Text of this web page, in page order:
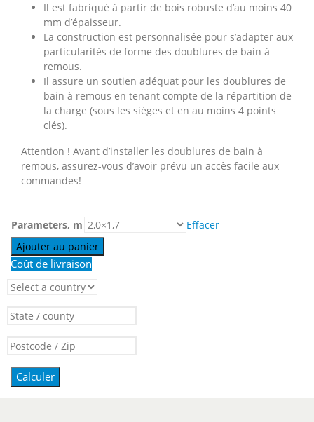
Il est fabriqué à partir de bois robuste d’au moins 40
mm d’épaisseur.
La construction est personnalisée pour s’adapter aux
particularités de forme des doublures de bain à
remous.
Il assure un soutien adéquat pour les doublures de
bain à remous en tenant compte de la répartition de
la charge (sous les sièges et en au moins 4 points
clés).
Attention ! Avant d’installer les doublures de bain à
remous, assurez-vous d’avoir prévu un accès facile aux
commandes!
Parameters, m
Effacer
Ajouter au panier
Coût de livraison
Calculer